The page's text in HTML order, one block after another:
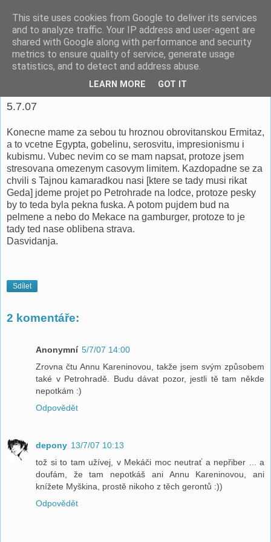
espoo
Pomáhat lidem je o to víc potěšující, když je to ve vlastním
zájmu. -- Richard Fish
5.7.07
Konecne mame za sebou tu hroznou obrovitanskou Ermitaz,
a to vcetne Egypta, gobelinu, serosvitu, impresionismu i
kubismu. Vubec nevim co se mam napsat, protoze jsem
stresovana omezenym casovym limitem. Kazdopadne se za
chvili s Tajnou kamaradkou nasi [ktere se tady musi rikat
Geda] jdeme projet po Petrohrade na lodce, protoze pesky
by to teda byla pekna fuska. A potom pujdem bud na
pelmene a nebo do Mekace na gamburger, protoze to je
tady ted nase oblibena strava.
Dasvidanja.
Sdílet
2 komentáře:
Anonymní 5/7/07 14:00
Zrovna čtu Annu Kareninovou, takže jsem svým způsobem
také v Petrohradě. Budu dávat pozor, jestli tě tam někde
nepotkám :)
Odpovědět
depony 13/7/07 10:13
tož si to tam užívej, v Mekáči moc neutrať a nepřiber ... a
doufám, že tam nepotkáš ani Annu Kareninovou, ani
knížete Myškina, prostě nikoho z těch gerontů :))
Odpovědět
This site uses cookies from Google to deliver its services
and to analyze traffic. Your IP address and user-agent are
shared with Google along with performance and security
metrics to ensure quality of service, generate usage
statistics, and to detect and address abuse.
LEARN MORE GOT IT